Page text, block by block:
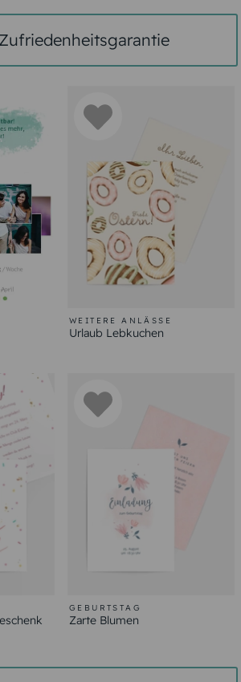
WEITERE ANLÄSSE
Urlaub Lebkuchen
GEBURTSTAG
Zarte Blumen